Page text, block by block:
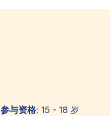
参与资格: 15 - 18 岁